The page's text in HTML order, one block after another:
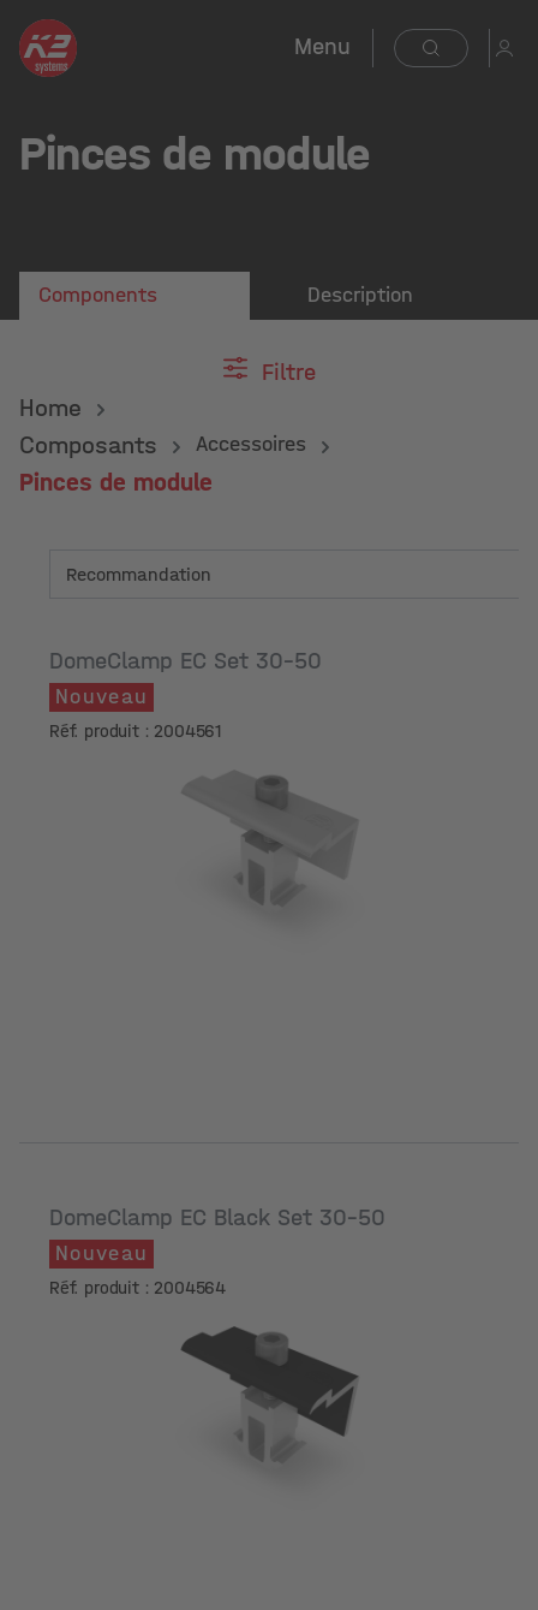
Menu
Pinces de module
Components Description
Filtre
Home
Composants
Accessoires
Pinces de module
DomeClamp EC Set 30-50
Nouveau
Réf. produit : 2004561
DomeClamp EC Black Set 30-50
Nouveau
Réf. produit : 2004564